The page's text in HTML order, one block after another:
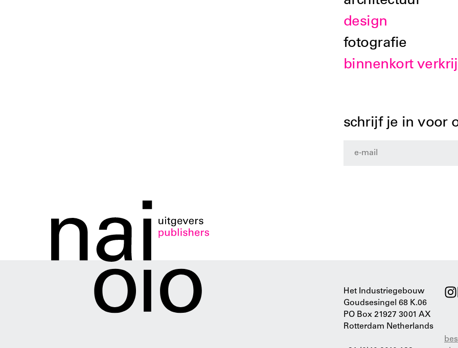
design
fotografie
binnenkort
schrijf je in voor
Het Industriegebouw
Goudsesingel 68 K.06
PO Box 21927 3001 AX
Rotterdam Netherlands